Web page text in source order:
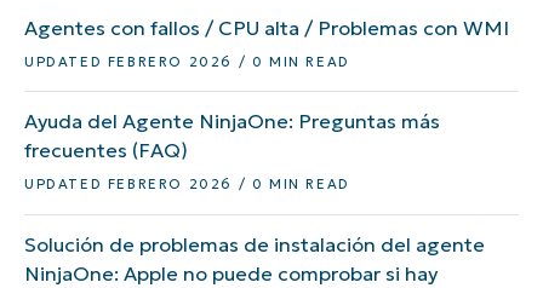
Agentes con fallos / CPU alta / Problemas con WMI
UPDATED FEBRERO 2026 / 0 MIN READ
Ayuda del Agente NinjaOne: Preguntas más
frecuentes (FAQ)
UPDATED FEBRERO 2026 / 0 MIN READ
Solución de problemas de instalación del agente
NinjaOne: Apple no puede comprobar si hay